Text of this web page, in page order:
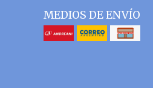
MEDIOS DE ENVÍO